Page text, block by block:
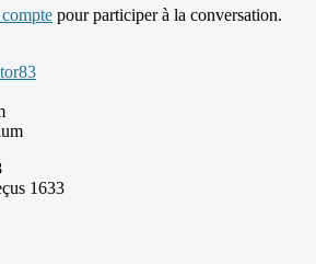
pour participer à la conversation.
1633